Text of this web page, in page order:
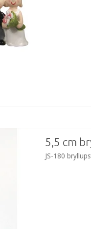
5,5 cm
JS-180